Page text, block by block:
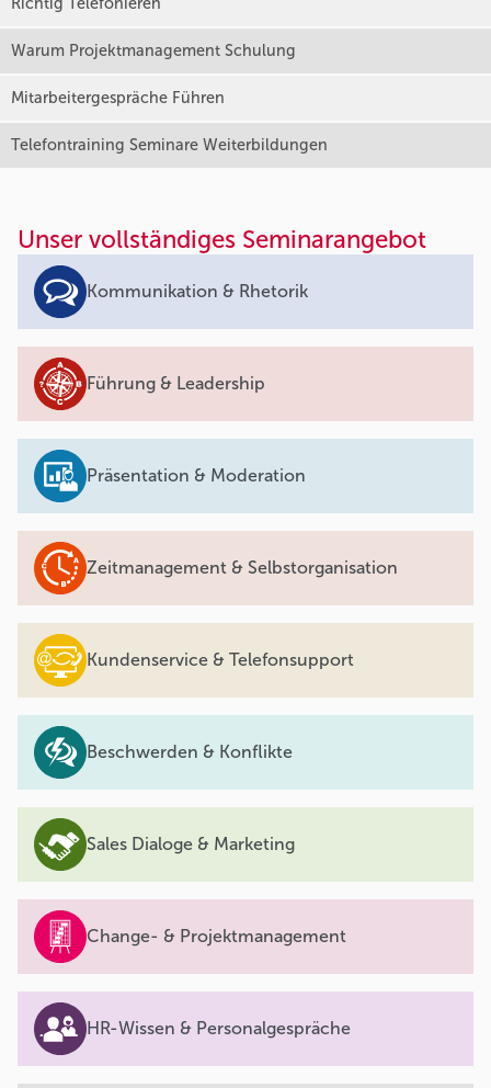
Warum Projektmanagement Schulung
Mitarbeitergespräche Führen
Telefontraining Seminare Weiterbildungen
Unser vollständiges Seminarangebot
Kommunikation & Rhetorik
Führung & Leadership
Präsentation & Moderation
Zeitmanagement & Selbstorganisation
Kundenservice & Telefonsupport
Beschwerden & Konflikte
Sales Dialoge & Marketing
Change- & Projektmanagement
HR-Wissen & Personalgespräche